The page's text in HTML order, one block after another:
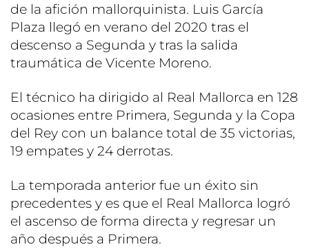
de la afición mallorquinista. Luis García
Plaza llegó en verano del 2020 tras el
descenso a Segunda y tras la salida
traumática de Vicente Moreno.
El técnico ha dirigido al Real Mallorca en 128
ocasiones entre Primera, Segunda y la Copa
del Rey con un balance total de 35 victorias,
19 empates y 24 derrotas.
La temporada anterior fue un éxito sin
precedentes y es que el Real Mallorca logró
el ascenso de forma directa y regresar un
año después a Primera.